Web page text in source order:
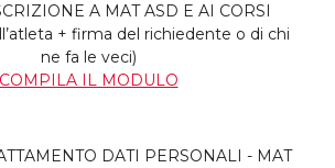
A MAT ASD E AI CORSI
+ firma del richiedente o di chi
ne fa le veci)
COMPILA IL MODULO
DATI PERSONALI - MAT